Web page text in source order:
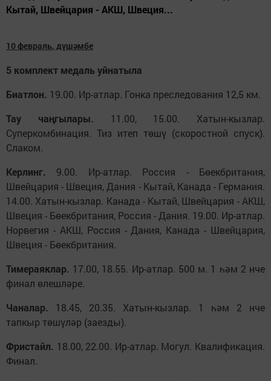
Кытай, Швейцария - АКШ, Швеция...
10 февраль, дүшәмбе
5 комплект медальуйнатыла
Биатлон. 19.00. Ир-атлар. Гонка преследования 12,5 км.
Тау чаңгылары. 11.00, 15.00. Хатын-кызлар.
Суперкомбинация. Тиз итеп төшү (скоростной спуск).
Слаком.
Керлинг. 9.00. Ир-атлар. Россия - Бөекбритания,
Швейцария - Швеция, Дания - Кытай, Канада - Германия.
14.00. Хатын-кызлар. Канада - Кытай, Швейцария - АКШ,
Швеция - Бөекбритания, Россия - Дания. 19.00. Ир-атлар.
Норвегия - АКШ, Россия - Дания, Канада - Швейцария,
Швеция - Бөекбритания.
Тимераяклар. 17.00, 18.55. Ир-атлар. 500 м. 1 һәм 2 нче
финал өлешләре.
Чаналар. 18.45, 20.35. Хатын-кызлар. 1 һәм 2 нче
тапкыр төшүләр (заезды).
Фристайл. 18.00, 22.00. Ир-атлар. Могул. Квалификация.
Финал.